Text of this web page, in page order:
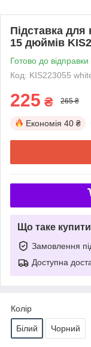
Підставка для
15 дюймів
Готово до відправки
Код: KIS223055
225 ₴ 265 ₴
Економія 40 ₴
Що таке
Замовлення
Доступна
Колір
Білий Чорний